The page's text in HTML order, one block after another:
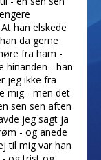
han elskede
da gerne
fra ham -
hinanden - han
jeg ikke fra
mig - men det
sen sen aften
jeg sagt ja
- og anede
til mig var han